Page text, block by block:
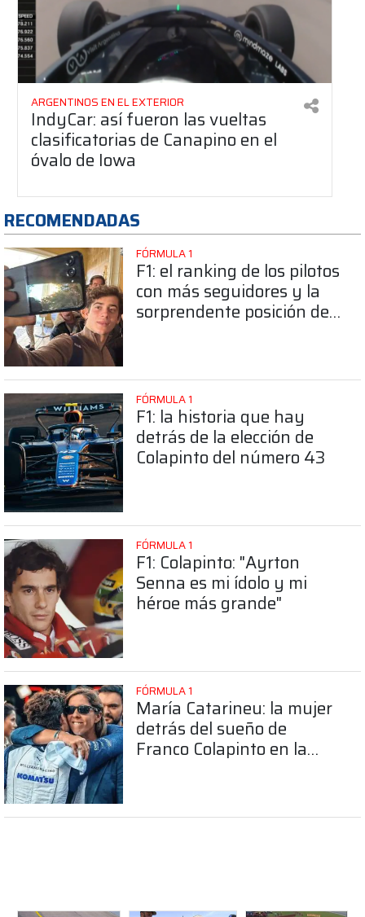
ARGENTINOS EN EL EXTERIOR
IndyCar: así fueron las vueltas
clasificatorias de Canapino en el
óvalo de Iowa
RECOMENDADAS
FÓRMULA 1
F1: el ranking de los pilotos
con más seguidores y la
sorprendente posición de
FÓRMULA 1
F1: la historia que hay
detrás de la elección de
Colapinto del número 43
FÓRMULA 1
F1: Colapinto: "Ayrton
Senna es mi ídolo y mi
héroe más grande"
FÓRMULA 1
María Catarineu: la mujer
detrás del sueño de
Franco Colapinto en la